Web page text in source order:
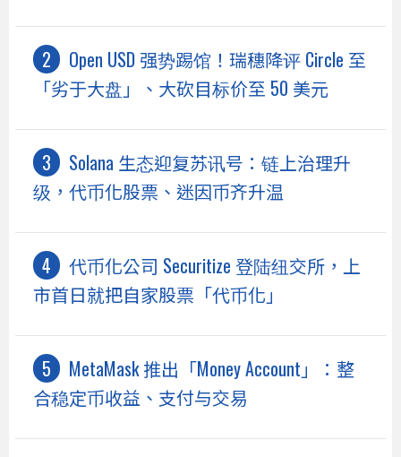
Open USD 强势踢馆！瑞穗降评 Circle 至
「劣于大盘」、大砍目标价至 50 美元
Solana 生态迎复苏讯号：链上治理升
级，代币化股票、迷因币齐升温
代币化公司 Securitize 登陆纽交所，上
市首日就把自家股票「代币化」
MetaMask 推出「Money Account」：整
合稳定币收益、支付与交易